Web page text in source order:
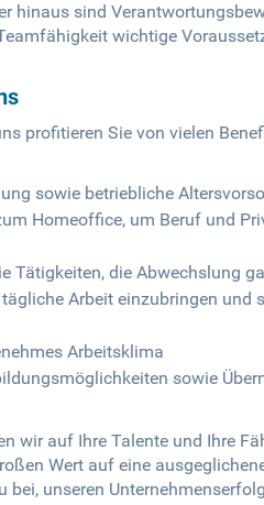
hinaus sind
wichtige
profitieren Sie von vielen
sowie betriebliche
Homeoffice, um Beruf und
Tätigkeiten, die Abwechslung
Arbeit einzubringen und
Arbeitsklima
sowie
wir auf Ihre Talente und Ihre
Wert auf eine
bei, unseren